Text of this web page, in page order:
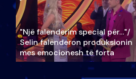
"Një falenderim special për…"/
Selin falënderon produksionin
mes emocionesh të forta